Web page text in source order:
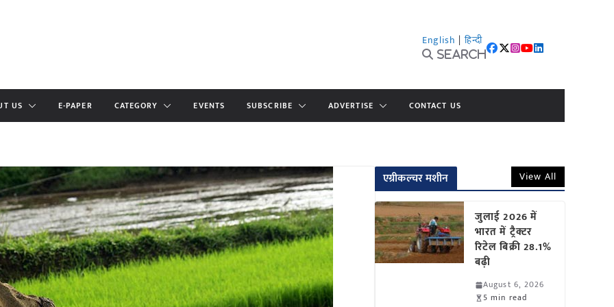
English | हिन्दी
Search
US E-PAPER CATEGORY EVENTS SUBSCRIBE ADVERTISE CONTACT US
एग्रीकल्चर मशीन View All
जुलाई 2026 में
भारत में ट्रैक्टर
रिटेल बिक्री 28.1%
बढ़ी
August 6, 2026
5 min read